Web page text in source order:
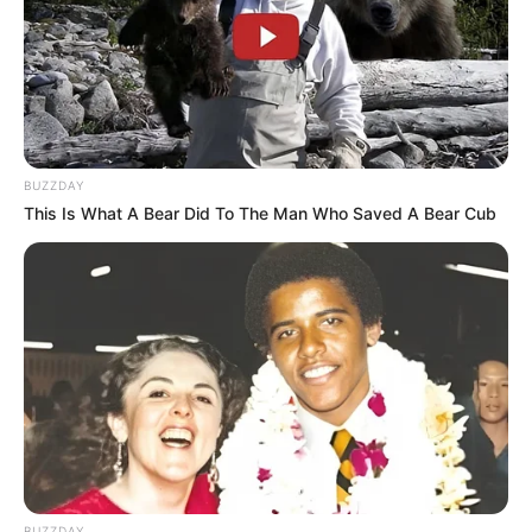
Facebook, το Instagram και το Messenger
αντιμετωπίζουν σοβαρά τεχνικά ζητήματα, τα
οποία καθιστούν αδύνατη την ομαλή πλοήγηση
και τη βασική επικοινωνία.
Η αρχή του προβλήματος έγινε αντιληπτή όταν
οι κάτοχοι προφίλ παρατήρησαν αδυναμία
ανανέωσης της ροής ειδήσεων στο Facebook.
Αντίστοιχη είναι η εικόνα και στο Messenger,
όπου η αποστολή και η λήψη μηνυμάτων έχουν
παγώσει εντελώς.
Το κύμα των τεχνικών δυσκολιών επεκτάθηκε
BUZZDAY
This Is What A Bear Did To The Man Who Saved A Bear Cub